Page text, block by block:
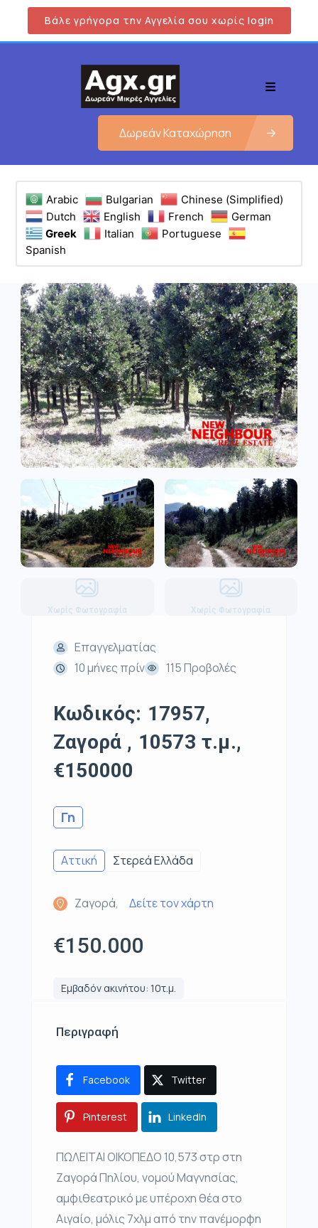
Βάλε γρήγορα την Αγγελία σου χωρίς login
Δωρεάν Καταχώρηση
Arabic Bulgarian
Chinese (Simplified)
Dutch
English French
German
Greek
Italian
Portuguese
Spanish
Χωρίς Φωτογραφία Χωρίς Φωτογραφία
Επαγγελματίας
10 μήνες πρίν
115 Προβολές
Κωδικός: 17957,
Ζαγορά , 10573 τ.μ.,
€150000
Γη
Αττική Στερεά Ελλάδα
Ζαγορά, Δείτε τον χάρτη
€150.000
Εμβαδόν ακινήτου: 10τ.μ.
Περιγραφή
Facebook Twitter
Pinterest LinkedIn
ΠΩΛΕΙΤΑΙ ΟΙΚΟΠΕΔΟ 10,573 στρ στη
Ζαγορά Πηλίου, νομού Μαγνησίας,
αμφιθεατρικό με υπέροχη θέα στο
Αιγαίο, μόλις 7χλμ από την πανέμορφη